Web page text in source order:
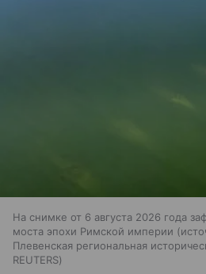
На снимке от 6 августа 2026 года
моста эпохи Римской империи
Плевенская региональная
REUTERS